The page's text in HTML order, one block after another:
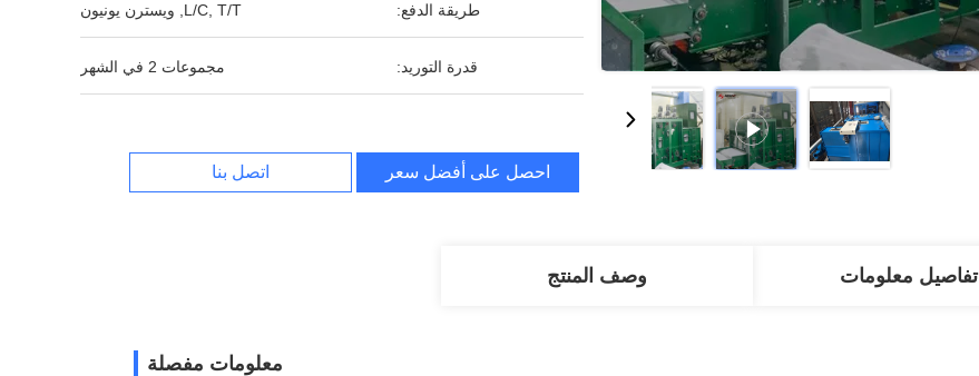
طريقة الدفع: L/C, T/T, ويسترن يونيون
قدرة التوريد: مجموعات 2 في الشهر
احصل على أفضل سعر اتصل بنا
تفاصيل معلومات وصف المنتج
معلومات مفصلة